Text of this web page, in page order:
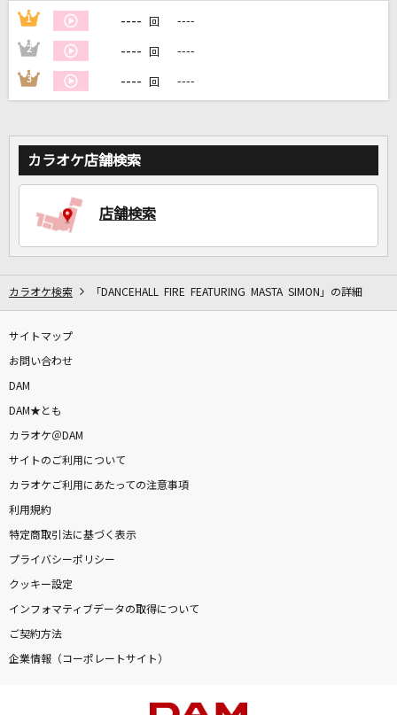
1 ---- 回 ----
2 ---- 回 ----
3 ---- 回 ----
カラオケ店舗検索
店舗検索
カラオケ検索 「DANCEHALL FIRE FEATURING MASTA SIMON」の詳細
サイトマップ
お問い合わせ
DAM
DAM★とも
カラオケ＠DAM
サイトのご利用について
カラオケご利用にあたっての注意事項
利用規約
特定商取引法に基づく表示
プライバシーポリシー
クッキー設定
インフォマティブデータの取得について
ご契約方法
企業情報（コーポレートサイト）